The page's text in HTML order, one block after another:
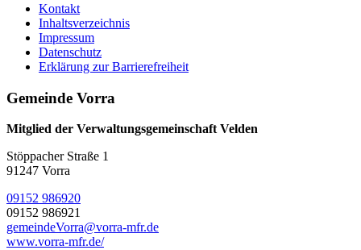
Kontakt
Inhaltsverzeichnis
Impressum
Datenschutz
Erklärung zur Barrierefreiheit
Gemeinde Vorra
Mitglied der Verwaltungsgemeinschaft Velden
Stöppacher Straße 1
91247 Vorra
09152 986920
09152 986921
gemeindeVorra@vorra-mfr.de
www.vorra-mfr.de/